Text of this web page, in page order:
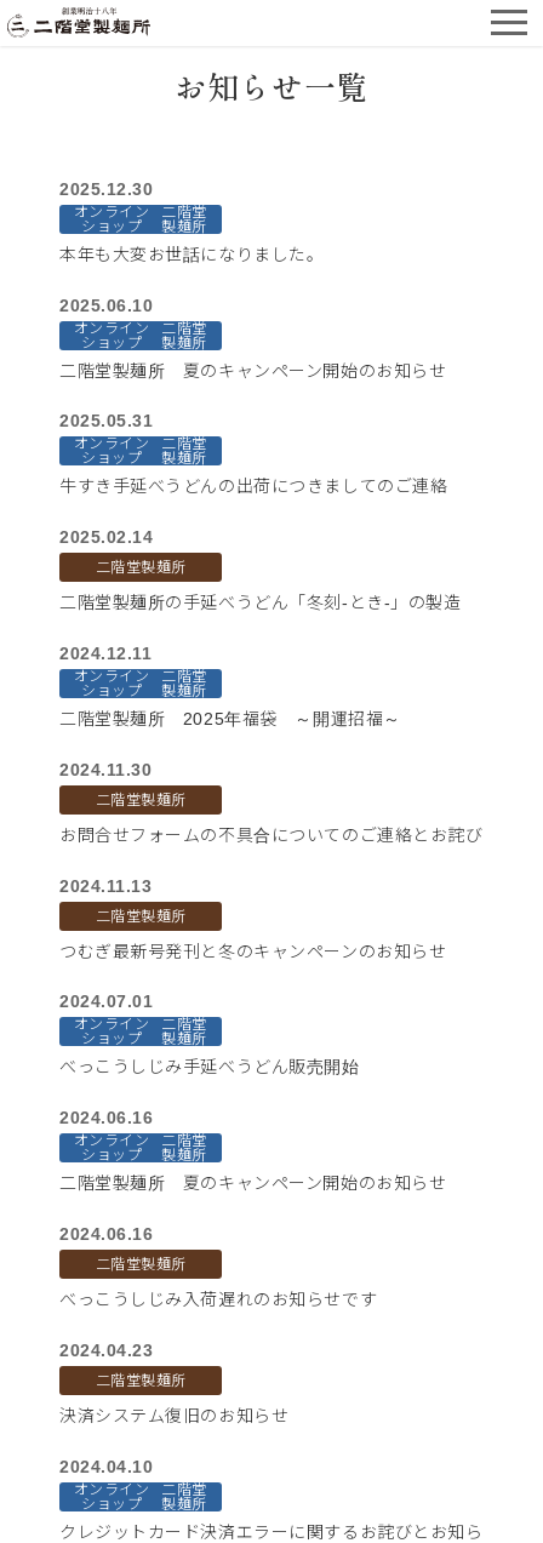
お知らせ一覧
2025.12.30
オンライン
ショップ
二階堂
製麺所
本年も大変お世話になりました。
2025.06.10
オンライン
ショップ
二階堂
製麺所
二階堂製麺所 夏のキャンペーン開始のお知らせ
2025.05.31
オンライン
ショップ
二階堂
製麺所
牛すき手延べうどんの出荷につきましてのご連絡
2025.02.14
二階堂製麺所
二階堂製麺所の手延べうどん「冬刻-とき-」の製造
2024.12.11
オンライン
ショップ
二階堂
製麺所
二階堂製麺所 2025年福袋 ～開運招福～
2024.11.30
二階堂製麺所
お問合せフォームの不具合についてのご連絡とお詫び
2024.11.13
二階堂製麺所
つむぎ最新号発刊と冬のキャンペーンのお知らせ
2024.07.01
オンライン
ショップ
二階堂
製麺所
べっこうしじみ手延べうどん販売開始
2024.06.16
オンライン
ショップ
二階堂
製麺所
二階堂製麺所 夏のキャンペーン開始のお知らせ
2024.06.16
二階堂製麺所
べっこうしじみ入荷遅れのお知らせです
2024.04.23
二階堂製麺所
決済システム復旧のお知らせ
2024.04.10
オンライン
ショップ
二階堂
製麺所
クレジットカード決済エラーに関するお詫びとお知ら